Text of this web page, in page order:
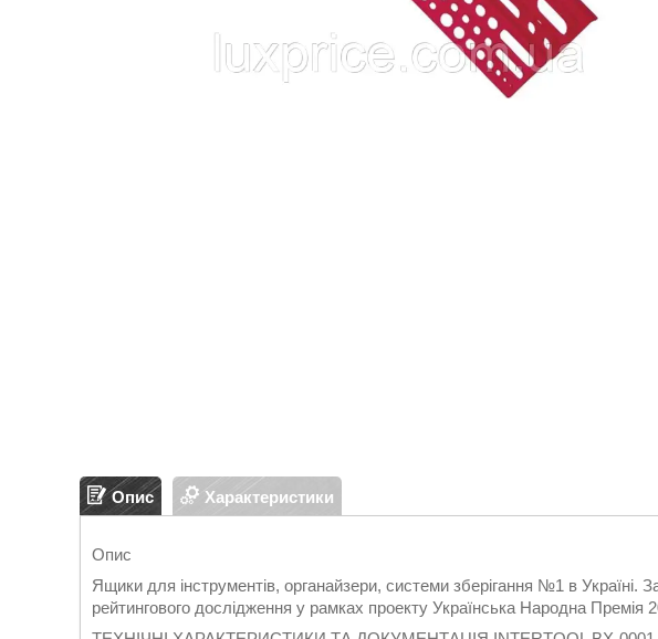
Опис Характеристики
Опис
Ящики для інструментів, органайзери, системи зберігання №1 в Україні.
рейтингового дослідження у рамках проекту Українська Народна Премія